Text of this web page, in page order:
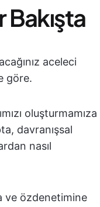
Bakışta
aceleci
göre.
oluşturmamıza
davranışsal
nasıl
ve özdenetimine